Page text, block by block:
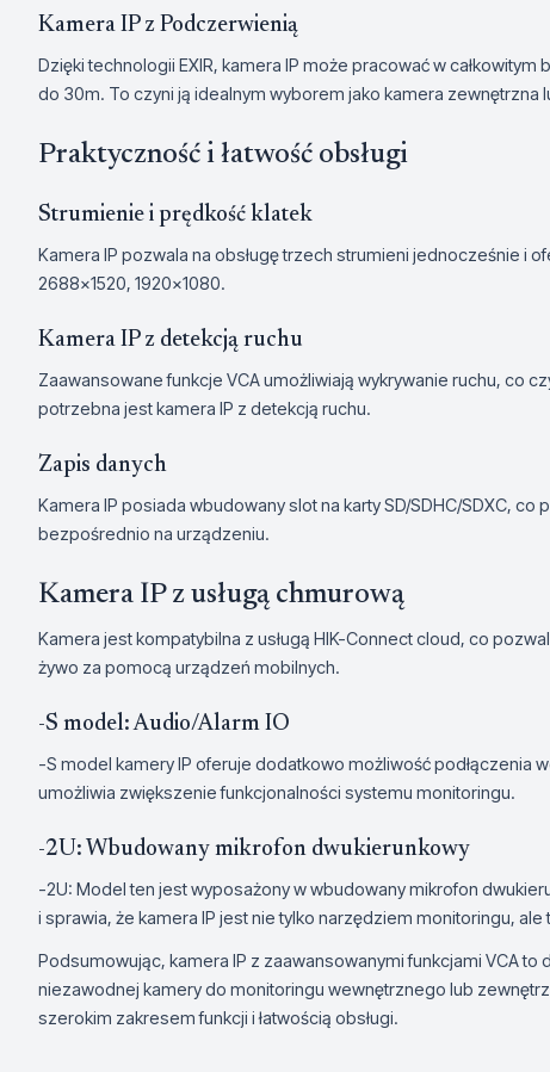
Kamera IP z Podczerwienią
Dzięki technologii EXIR, kamera IP może pracować w całkowitym
do 30m. To czyni ją idealnym wyborem jako kamera
Praktyczność i łatwość obsługi
Strumienie i prędkość klatek
Kamera IP pozwala na obsługę trzech strumieni jednocześnie i
2688×1520, 1920×1080.
Kamera IP z detekcją ruchu
Zaawansowane funkcje VCA umożliwiają wykrywanie ruchu, co
potrzebna jest kamera IP z detekcją ruchu.
Zapis danych
Kamera IP posiada wbudowany slot na karty SD/SDHC/SDXC,
bezpośrednio na urządzeniu.
Kamera IP z usługą chmurową
Kamera jest kompatybilna z usługą HIK-Connect cloud, co
żywo za pomocą urządzeń mobilnych.
-S model: Audio/Alarm IO
-S model kamery IP oferuje dodatkowo możliwość podłączenia
umożliwia zwiększenie funkcjonalności systemu monitoringu.
-2U: Wbudowany mikrofon dwukierunkowy
-2U: Model ten jest wyposażony w wbudowany mikrofon
i sprawia, że kamera IP jest nie tylko narzędziem monitoringu, ale
Podsumowując, kamera IP z zaawansowanymi funkcjami VCA to
niezawodnej kamery do monitoringu wewnętrznego lub
szerokim zakresem funkcji i łatwością obsługi.